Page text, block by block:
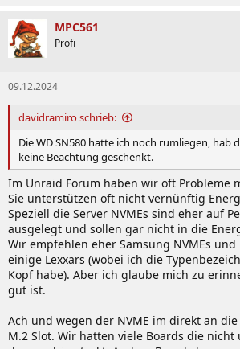
MPC561
Profi
09.12.2024
davidramiro schrieb:
Die WD SN580 hatte ich noch rumliegen, hab
keine Beachtung geschenkt.
Im Unraid Forum haben wir oft Probleme
Sie unterstützen oft nicht vernünftig
Speziell die Server NVMEs sind eher auf
ausgelegt und sollen gar nicht in die
Wir empfehlen eher Samsung NVMEs
einige Lexxars (wobei ich die
Kopf habe). Aber ich glaube mich zu
gut ist.
Ach und wegen der NVME im direkt an
M.2 Slot. Wir hatten viele Boards die nicht